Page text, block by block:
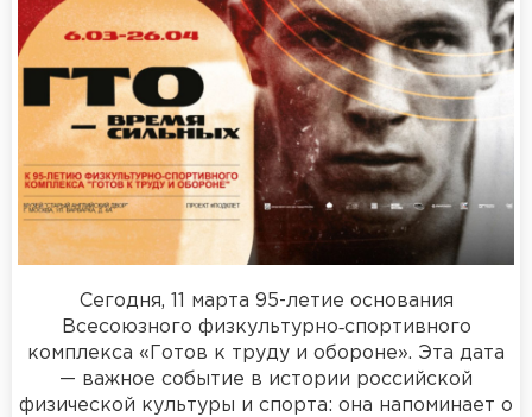
Сегодня, 11 марта 95-летие основания
Всесоюзного физкультурно‑спортивного
комплекса «Готов к труду и обороне». Эта дата
— важное событие в истории российской
физической культуры и спорта: она напоминает о